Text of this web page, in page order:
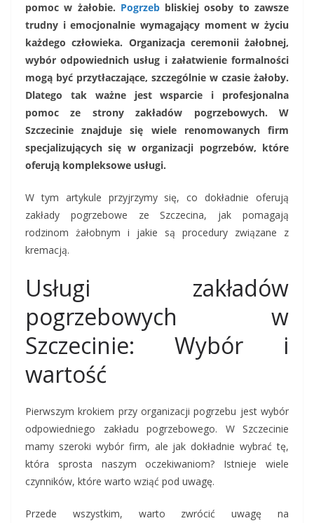
pomoc w żałobie. Pogrzebbliskiej osoby to zawsze
trudny i emocjonalnie wymagający moment w życiu
każdego człowieka. Organizacja ceremonii żałobnej,
wybór odpowiednich usług i załatwienie formalności
mogą być przytłaczające, szczególnie w czasie żałoby.
Dlatego tak ważne jest wsparcie i profesjonalna
pomoc ze strony zakładów pogrzebowych. W
Szczecinie znajduje się wiele renomowanych firm
specjalizujących się w organizacji pogrzebów, które
oferują kompleksowe usługi.
W tym artykule przyjrzymy się, co dokładnie oferują
zakłady pogrzebowe ze Szczecina, jak pomagają
rodzinom żałobnym i jakie są procedury związane z
kremacją.
Usługi zakładów
pogrzebowych w
Szczecinie: Wybór i
wartość
Pierwszym krokiem przy organizacji pogrzebu jest wybór
odpowiedniego zakładu pogrzebowego. W Szczecinie
mamy szeroki wybór firm, ale jak dokładnie wybrać tę,
która sprosta naszym oczekiwaniom? Istnieje wiele
czynników, które warto wziąć pod uwagę.
Przede wszystkim, warto zwrócić uwagę na